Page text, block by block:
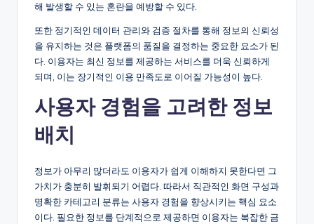
해 발생할 수 있는 혼란을 예방할 수 있다.
또한 정기적인 데이터 관리와 검증 절차를 통해 정보의 신뢰성
을 유지하는 것은 플랫폼의 품질을 결정하는 중요한 요소가 된
다. 이용자는 최신 정보를 제공하는 서비스를 더욱 신뢰하게
되며, 이는 장기적인 이용 만족도로 이어질 가능성이 높다.
사용자 경험을 고려한 정보
배치
정보가 아무리 많더라도 이용자가 쉽게 이해하지 못한다면 그
가치가 충분히 발휘되기 어렵다. 따라서 직관적인 화면 구성과
명확한 카테고리 분류는 사용자 경험을 향상시키는 핵심 요소
이다. 필요한 정보를 단계적으로 제공하면 이용자는 복잡한 금